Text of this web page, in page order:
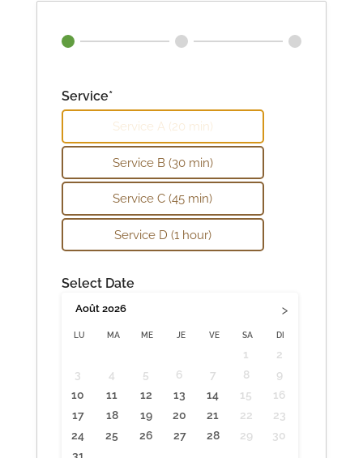
Service*
Service A (20 min)
Service B (30 min)
Service C (45 min)
Service D (1 hour)
Select Date
›
Août 2026
LU MA ME JE VE SA DI
1
2
3
4 5 6 7 8
9
10
11 12 13 14 15
16
17
18 19 20 21 22
23
24
25 26 27 28 29
30